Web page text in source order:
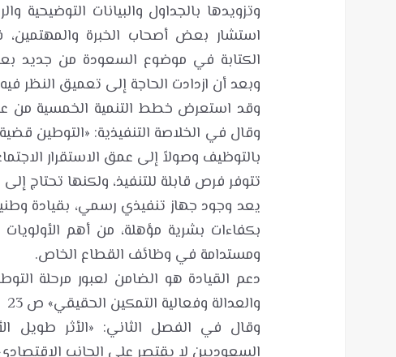
وتزويدها بالجداول والبيانات التوضيحية
وقال في الخلاصة التنفيذية: «التوطين
يعد وجود جهاز تنفيذي رسمي، بقيادة
بكفاءات بشرية مؤهلة، من أهم
دعم القيادة هو الضامن لعبور مرحلة
وقال في الفصل الثاني: «الأثر